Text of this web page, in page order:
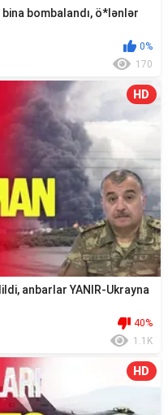
bombalandı, ö*lənlər
0%
170
HD
anbarlar YANIR-Ukrayna
40%
1.1K
HD